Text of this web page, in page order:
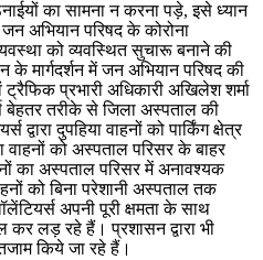
का सामना न करना पड़े, इसे ध्यान
अभियान परिषद के कोरोना
को व्यवस्थित सुचारू बनाने की
के मार्गदर्शन में जन अभियान परिषद की
प्रभारी अधिकारी अखिलेश शर्मा
बेहतर तरीके से जिला अस्पताल की
दुपहिया वाहनों को पार्किंग क्षेत्र
वाहनों को अस्पताल परिसर के बाहर
का अस्पताल परिसर में अनावश्यक
को बिना परेशानी अस्पताल तक
अपनी पूरी क्षमता के साथ
लड़ रहे हैं। प्रशासन द्वारा भी
किये जा रहे हैं।